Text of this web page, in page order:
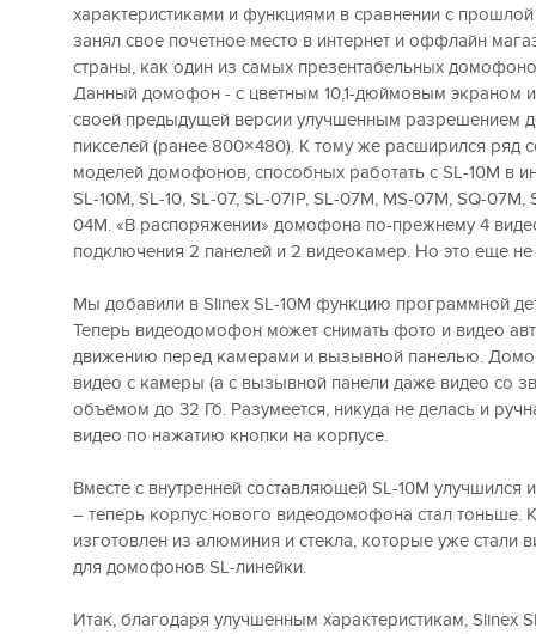
характеристиками и функциями в сравнении с
занял свое почетное место в интернет и оффлайн
страны, как один из самых презентабельных
Данный домофон - с цветным 10,1-дюймовым экраном и
своей предыдущей версии улучшенным разрешением
пикселей (ранее 800×480). К тому же расширился ряд
моделей домофонов, способных работать с SL-10M в
SL-10M, SL-10, SL-07, SL-07IP, SL-07M, MS-07M, SQ-07M,
04M. «В распоряжении» домофона по-прежнему 4
подключения 2 панелей и 2 видеокамер. Но это еще не
Мы добавили в Slinex SL-10M функцию программной
Теперь видеодомофон может снимать фото и видео
движению перед камерами и вызывной панелью.
видео с камеры (а с вызывной панели даже видео со
объёмом до 32 Гб. Разумеется, никуда не делась и
видео по нажатию кнопки на корпусе.
Вместе с внутренней составляющей SL-10M улучшился
– теперь корпус нового видеодомофона стал тоньше.
изготовлен из алюминия и стекла, которые уже стали
для домофонов SL-линейки.
Итак, благодаря улучшенным характеристикам, Slinex